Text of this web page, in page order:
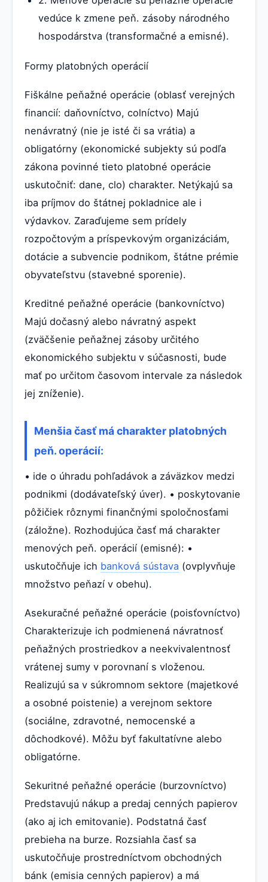
vedúce k zmene peň. zásoby národného
hospodárstva (transformačné a emisné).
Formy platobných operácií
Fiškálne peňažné operácie (oblasť verejných
financií: daňovníctvo, colníctvo) Majú
nenávratný (nie je isté či sa vrátia) a
obligatórny (ekonomické subjekty sú podľa
zákona povinné tieto platobné operácie
uskutočniť: dane, clo) charakter. Netýkajú sa
iba príjmov do štátnej pokladnice ale i
výdavkov. Zaraďujeme sem prídely
rozpočtovým a príspevkovým organizáciám,
dotácie a subvencie podnikom, štátne prémie
obyvateľstvu (stavebné sporenie).
Kreditné peňažné operácie (bankovníctvo)
Majú dočasný alebo návratný aspekt
(zväčšenie peňažnej zásoby určitého
ekonomického subjektu v súčasnosti, bude
mať po určitom časovom intervale za následok
jej zníženie).
Menšia časť má charakter platobných
peň. operácií:
• ide o úhradu pohľadávok a záväzkov medzi
podnikmi (dodávateľský úver). • poskytovanie
pôžičiek rôznymi finančnými spoločnosťami
(záložne). Rozhodujúca časť má charakter
menových peň. operácií (emisné): •
uskutočňuje ich banková sústava (ovplyvňuje
množstvo peňazí v obehu).
Asekuračné peňažné operácie (poisťovníctvo)
Charakterizuje ich podmienená návratnosť
peňažných prostriedkov a neekvivalentnosť
vrátenej sumy v porovnaní s vloženou.
Realizujú sa v súkromnom sektore (majetkové
a osobné poistenie) a verejnom sektore
(sociálne, zdravotné, nemocenské a
dôchodkové). Môžu byť fakultatívne alebo
obligatórne.
Sekuritné peňažné operácie (burzovníctvo)
Predstavujú nákup a predaj cenných papierov
(ako aj ich emitovanie). Podstatná časť
prebieha na burze. Rozsiahla časť sa
uskutočňuje prostredníctvom obchodných
bánk (emisia cenných papierov) a má